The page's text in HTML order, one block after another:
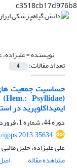
c3518cb17d976b8
نویسنده =
تعداد مقالات: 4
ایمیداکلوپرید در
دوره 44، شماره 1، فروردین 1392، صفحه
علی علیزاده، خلیل
مشاهده مقاله